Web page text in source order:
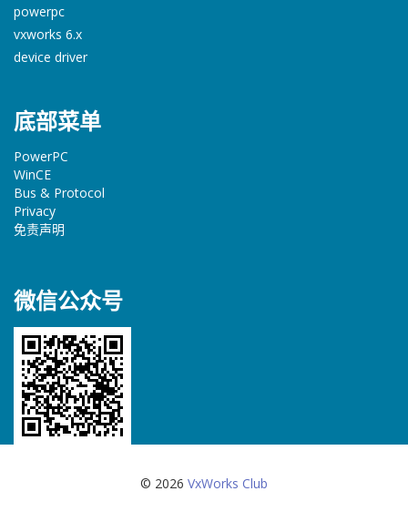
powerpc
vxworks 6.x
device driver
底部菜单
PowerPC
WinCE
Bus & Protocol
Privacy
免责声明
微信公众号
© 2026 VxWorks Club